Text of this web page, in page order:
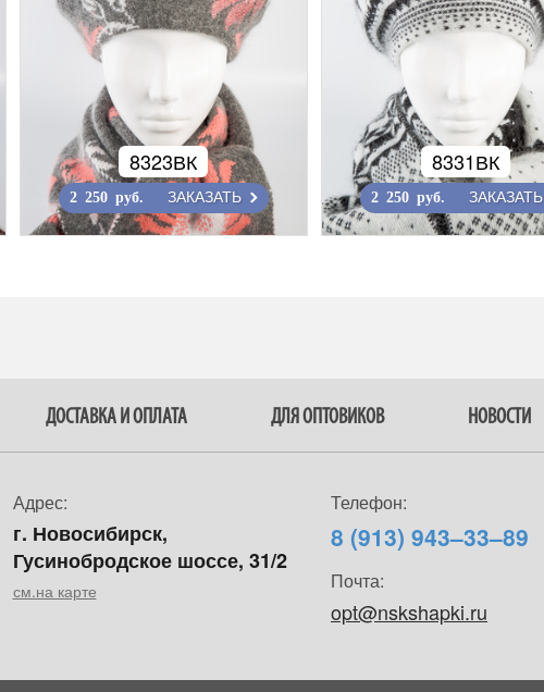
8323ВК
2 250 руб. ЗАКАЗАТЬ
8331ВК
2 250 руб. ЗАКАЗАТЬ
ДОСТАВКА И ОПЛАТА ДЛЯ ОПТОВИКОВ НОВОСТИ
Адрес:
г. Новосибирск,
Гусинобродское шоссе, 31/2
см.на карте
Телефон:
8 (913) 943–33–89
Почта:
opt@nskshapki.ru